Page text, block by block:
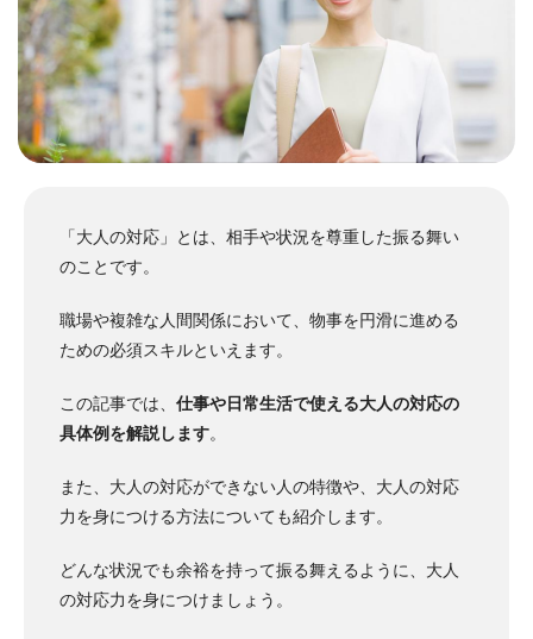
「大人の対応」とは、相手や状況を尊重した振る舞い
のことです。
職場や複雑な人間関係において、物事を円滑に進める
ための必須スキルといえます。
この記事では、 仕事や日常生活で使える大人の対応の
具体例を解説します。
また、大人の対応ができない人の特徴や、大人の対応
力を身につける方法についても紹介します。
どんな状況でも余裕を持って振る舞えるように、大人
の対応力を身につけましょう。